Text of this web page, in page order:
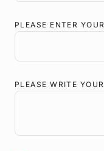
PLEASE ENTER
PLEASE WRITE